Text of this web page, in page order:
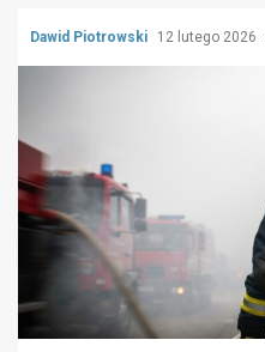
Dawid Piotrowski 12 lutego 2026